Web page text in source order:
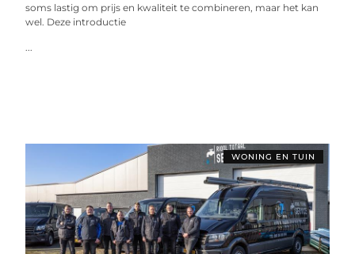
soms lastig om prijs en kwaliteit te combineren, maar het kan
wel. Deze introductie
...
WONING EN TUIN